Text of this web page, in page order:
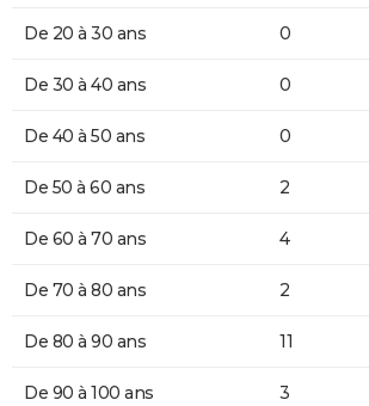
De 20 à 30 ans 0
De 30 à 40 ans 0
De 40 à 50 ans 0
De 50 à 60 ans 2
De 60 à 70 ans 4
De 70 à 80 ans 2
De 80 à 90 ans 11
De 90 à 100 ans 3